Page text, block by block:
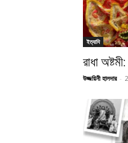
ইত্যাদি
রাধা
উজ্জয়িনী হালদার -